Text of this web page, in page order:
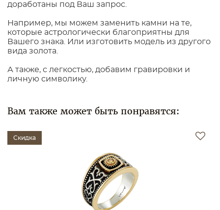
доработаны под Ваш запрос.
Например, мы можем заменить камни на те,
которые астрологически благоприятны для
Вашего знака. Или изготовить модель из другого
вида золота.
А также, с легкостью, добавим гравировки и
личную символику.
Вам также может быть понравятся:
Скидка